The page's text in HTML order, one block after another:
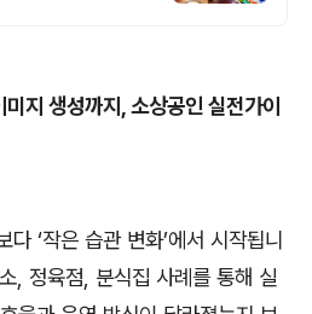
미지 생성까지 소상공인 실전가이
다‘작은 습관 변화’에서 시작됩니
정육점 분식집 사례를 통해 실